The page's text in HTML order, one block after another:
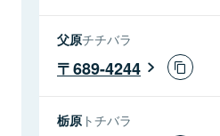
父原チチバラ
689-4244
栃原 トチバラ